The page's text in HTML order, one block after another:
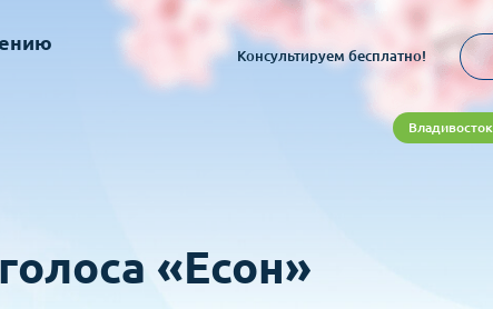
Консультируем бесплатно!
Владивосток
«Есон»